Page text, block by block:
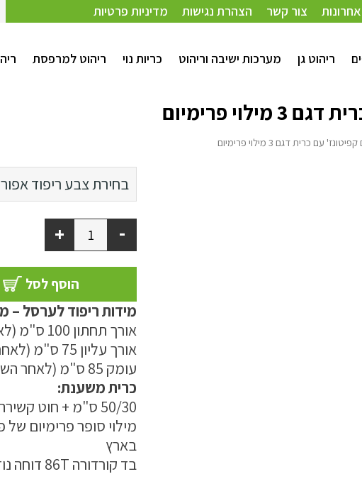
צור קשר הצהרת נגישות מדיניות פרטיות
ריהוט גן מערכות ישיבה וריהוט כריות נוי ריהוט למרפסת
דגם 3 מילוי פרימיום
פרימיום
עם כרית דגם 3 מילוי פרימיום
בחירת צבע ריפודאפוראפור בהיר (מק"ט 118)
בז' בהיר (מק"ט 103)
-
+
הוסף לסל
מידות ריפוד לערסל –
אורך תחתון 100 ס"מ (לאחר השטחת המוצר על משטח ישר)
אורך עליון 75 ס"מ (לאחר השטחת המוצר על משטח ישר)
עומק 85 ס"מ (לאחר השטחת המוצר על משטח ישר)
כרית משענת:
50/30 ס"מ + חוט קשירה
מילוי סופר פרימיום של
בארץ
בד קורדורה 86T דוחה נוזלים